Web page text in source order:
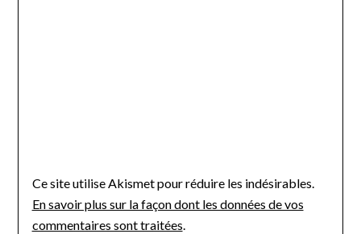
Ce site utilise Akismet pour réduire les indésirables.
En savoir plus sur la façon dont les données de vos
commentaires sont traitées.